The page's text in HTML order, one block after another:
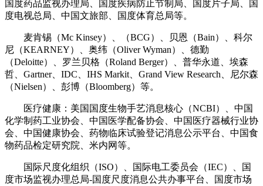
国度药品监视办理局、国度疾病防止节制局、国度片子局、国
度电视总局、中国文旅部、国度体育总局等。
麦肯锡（Mc Kinsey）、（BCG）、贝恩（Bain）、科尔
尼（KEARNEY）、奥纬（Oliver Wyman）、德勤
（Deloitte）、罗兰贝格（Roland Berger）、普华永道、埃森
哲、Gartner、IDC、IHS Markit、Grand View Research、尼尔森
（Nielsen）、彭博（Bloomberg）等。
医疗健康：美国国度生物手艺消息核心（NCBI）、中国
化学制药工业协会、中国医学配备协会、中国医疗器械行业协
会、中国健康协会、药物临床试验登记消息公示平台、中国食
物药品检定研究院、米内网等。
国际尺度化组织（ISO）、国际电工委员会（IEC）、国
度市场监视办理总局-国度尺度消息公共办事平台、国度市场